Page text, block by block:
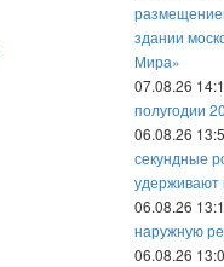
здании
Мира»
07.08.26
полугодии
06.08.26
секундные
удерживают
06.08.26
наружную
06.08.26